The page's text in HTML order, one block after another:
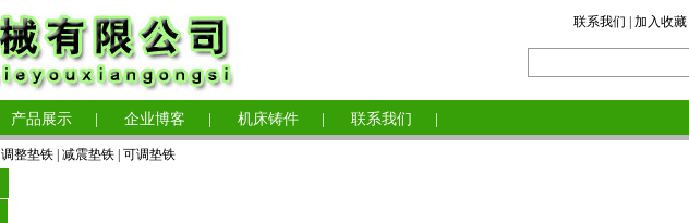
联系我们 加入收藏|
产品展示 企业博客 机床铸件 联系我们
调整垫铁| 减震垫铁| 可调垫铁